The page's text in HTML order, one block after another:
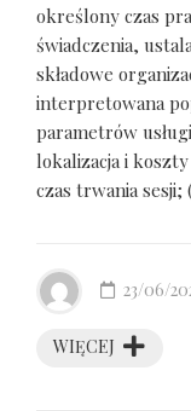
określony czas
świadczenia,
składowe
interpretowana
parametrów
lokalizacja i
czas trwania sesji;
WIĘCEJ
23/06/